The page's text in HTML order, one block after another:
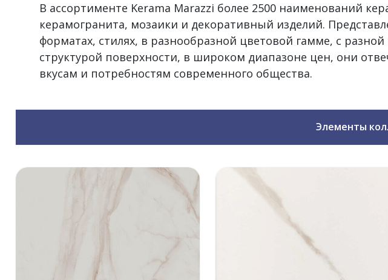
В ассортименте Kerama Marazzi более 2500 наименований
керамогранита, мозаики и декоративный изделий.
форматах, стилях, в разнообразной цветовой гамме, с
структурой поверхности, в широком диапазоне цен, они
вкусам и потребностям современного общества.
Элементы